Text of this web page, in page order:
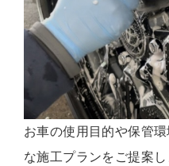
お車の使用目的や保管
な施工プランをご提案